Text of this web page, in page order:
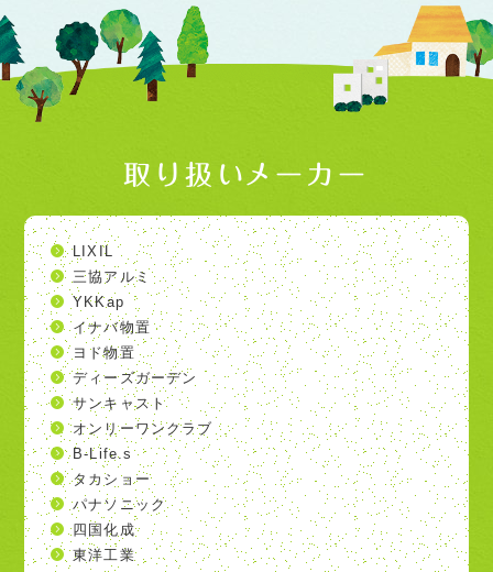
取り扱いメーカー
LIXIL
三協アルミ
YKKap
イナバ物置
ヨド物置
ディーズガーデン
サンキャスト
オンリーワンクラブ
B-Life.s
タカショー
パナソニック
四国化成
東洋工業